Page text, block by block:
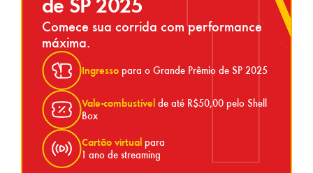
de SP 2025
Comece sua corrida com performance
máxima.
Ingressopara o Grande Prêmio de SP 2025
Vale-combustível de até R$50,00 pelo Shell
Box
Cartão virtual para
1 ano de streaming